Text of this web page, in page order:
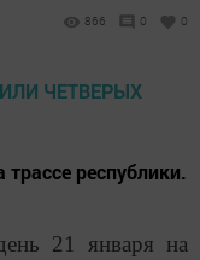
866 0 0
республики.
21 января на